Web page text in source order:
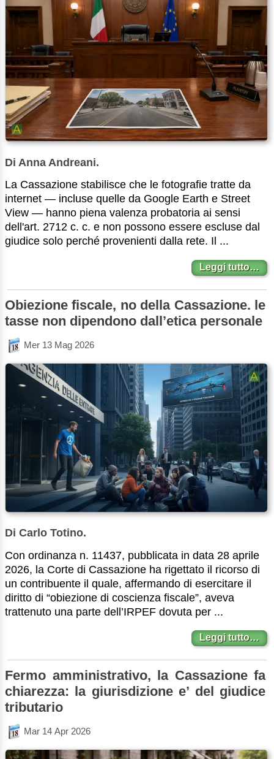
Di Anna Andreani.
La Cassazione stabilisce che le fotografie tratte da
internet — incluse quelle da Google Earth e Street
View — hanno piena valenza probatoria ai sensi
dell'art. 2712 c. c. e non possono essere escluse dal
giudice solo perché provenienti dalla rete. Il ...
Leggi tutto…
Obiezione fiscale, no della Cassazione. le
tasse non dipendono dall’etica personale
Mer 13 Mag 2026
Di Carlo Totino.
Con ordinanza n. 11437, pubblicata in data 28 aprile
2026, la Corte di Cassazione ha rigettato il ricorso di
un contribuente il quale, affermando di esercitare il
diritto di “obiezione di coscienza fiscale”, aveva
trattenuto una parte dell’IRPEF dovuta per ...
Leggi tutto…
Fermo amministrativo, la Cassazione fa
chiarezza: la giurisdizione e’ del giudice
tributario
Mar 14 Apr 2026